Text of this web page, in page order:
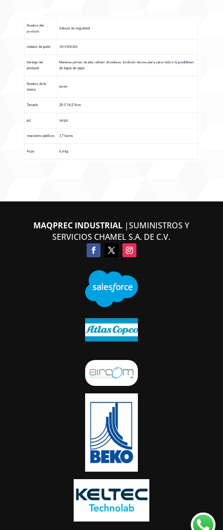
MAQPREC INDUSTRIAL |SUMINISTROS Y
SERVICIOS CHAMEL S.A. DE C.V.